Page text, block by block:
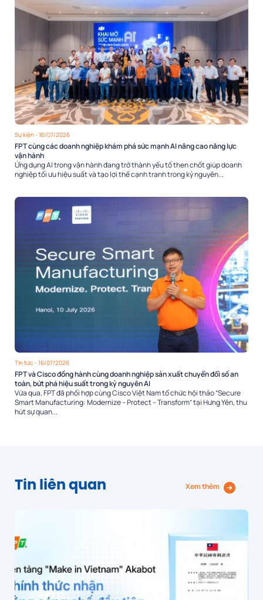
Sự kiện- 16/07/2026
FPT cùng các doanh nghiệp khám phá sức mạnh AI nâng cao năng lực
vận hành
Ứng dụng AI trong vận hành đang trở thành yếu tố then chốt giúp doanh
nghiệp tối ưu hiệu suất và tạo lợi thế cạnh tranh trong kỷ nguyên...
Tin tức - 16/07/2026
FPT và Cisco đồng hành cùng doanh nghiệp sản xuất chuyển đổi số an
toàn, bứt phá hiệu suất trong kỷ nguyên AI
Vừa qua, FPT đã phối hợp cùng Cisco Việt Nam tổ chức hội thảo “Secure
Smart Manufacturing: Modernize – Protect – Transform” tại Hưng Yên, thu
hút sự quan...
Tin liên quan Xem thêm